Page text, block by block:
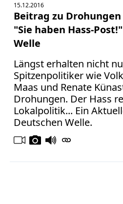
15.12.2016
Beitrag zu
"Sie haben Hass-
Welle
Längst erhalten nicht
Spitzenpolitiker wie
Maas und Renate
Drohungen. Der Hass
Lokalpolitik... Ein
Deutschen Welle.